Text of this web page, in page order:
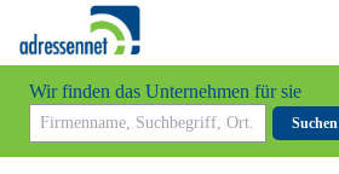
Wir finden das Unternehmen für sie
Suchen